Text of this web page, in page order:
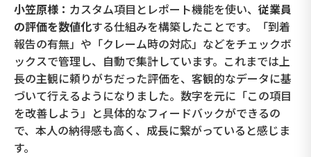
小笠原様： カスタム項目とレポート機能を使い、 従業員
の評価を数値化する仕組みを構築したことです。「到着
報告の有無」や「クレーム時の対応」などをチェックボ
ックスで管理し、自動で集計しています。これまでは上
長の主観に頼りがちだった評価を、客観的なデータに基
づいて行えるようになりました。数字を元に「この項目
を改善しよう」と具体的なフィードバックができるの
で、本人の納得感も高く、成長に繋がっていると感じま
す。